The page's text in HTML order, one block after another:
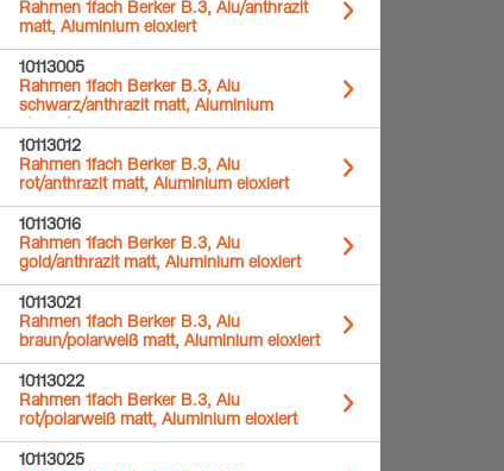
Rahmen 1fach Berker B.3, Alu/anthrazit
matt, Aluminium eloxiert
10113005
Rahmen 1fach Berker B.3, Alu
schwarz/anthrazit matt, Aluminium
eloxiert
10113012
Rahmen 1fach Berker B.3, Alu
rot/anthrazit matt, Aluminium eloxiert
10113016
Rahmen 1fach Berker B.3, Alu
gold/anthrazit matt, Aluminium eloxiert
10113021
Rahmen 1fach Berker B.3, Alu
braun/polarweiß matt, Aluminium eloxiert
10113022
Rahmen 1fach Berker B.3, Alu
rot/polarweiß matt, Aluminium eloxiert
10113025